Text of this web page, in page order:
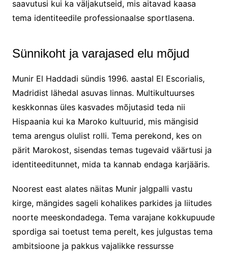
saavutusi kui ka väljakutseid, mis aitavad kaasa
tema identiteedile professionaalse sportlasena.
Sünnikoht ja varajased elu mõjud
Munir El Haddadi sündis 1996. aastal El Escorialis,
Madridist lähedal asuvas linnas. Multikultuurses
keskkonnas üles kasvades mõjutasid teda nii
Hispaania kui ka Maroko kultuurid, mis mängisid
tema arengus olulist rolli. Tema perekond, kes on
pärit Marokost, sisendas temas tugevaid väärtusi ja
identiteeditunnet, mida ta kannab endaga karjääris.
Noorest east alates näitas Munir jalgpalli vastu
kirge, mängides sageli kohalikes parkides ja liitudes
noorte meeskondadega. Tema varajane kokkupuude
spordiga sai toetust tema perelt, kes julgustas tema
ambitsioone ja pakkus vajalikke ressursse